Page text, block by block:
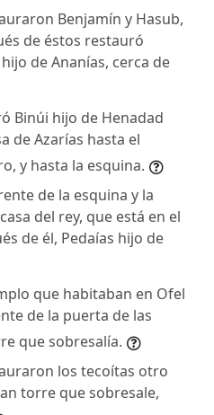
Benjamín y Hasub,
de éstos restauró
de Ananías, cerca de
Binúi hijo de Henadad
de Azarías hasta el
y hasta la esquina.
de la esquina y la
del rey, que está en el
de él, Pedaías hijo de
que habitaban en Ofel
de la puerta de las
que sobresalía.
los tecoítas otro
torre que sobresale,